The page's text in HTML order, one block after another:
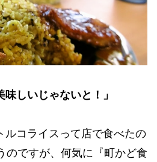
味しいじゃないと！」
ルコライスって店で食べたの
のですが、何気に『町かど食